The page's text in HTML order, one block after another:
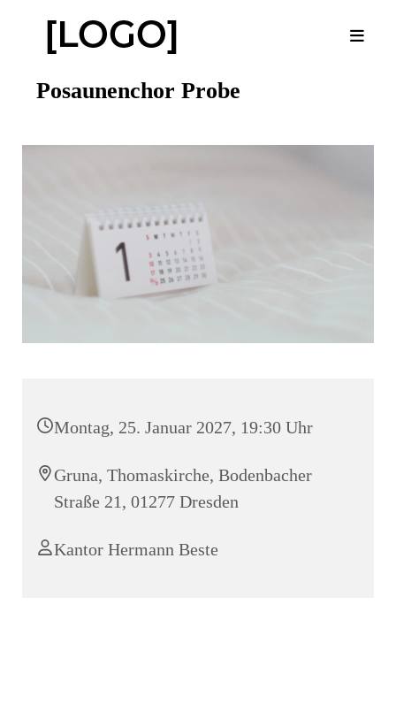
Posaunenchor Probe
Montag, 25. Januar 2027, 19:30 Uhr
Gruna, Thomaskirche, Bodenbacher
Straße 21, 01277 Dresden
Kantor Hermann Beste